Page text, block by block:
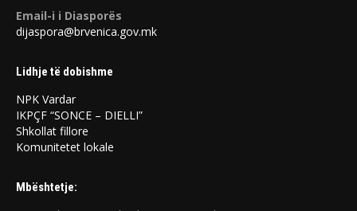
Email-i i Diasporës
dijaspora@brvenica.gov.mk
Lidhje të dobishme
NPK Vardar
IKPÇF “SONCE – DIELLI”
Shkollat ​​fillore
Komunitetet lokale
Mbështetje: